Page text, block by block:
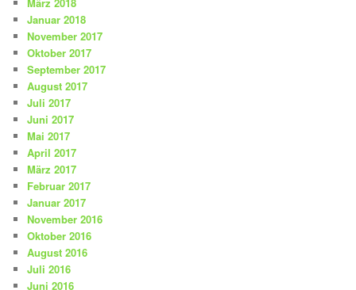
März 2018
Januar 2018
November 2017
Oktober 2017
September 2017
August 2017
Juli 2017
Juni 2017
Mai 2017
April 2017
März 2017
Februar 2017
Januar 2017
November 2016
Oktober 2016
August 2016
Juli 2016
Juni 2016